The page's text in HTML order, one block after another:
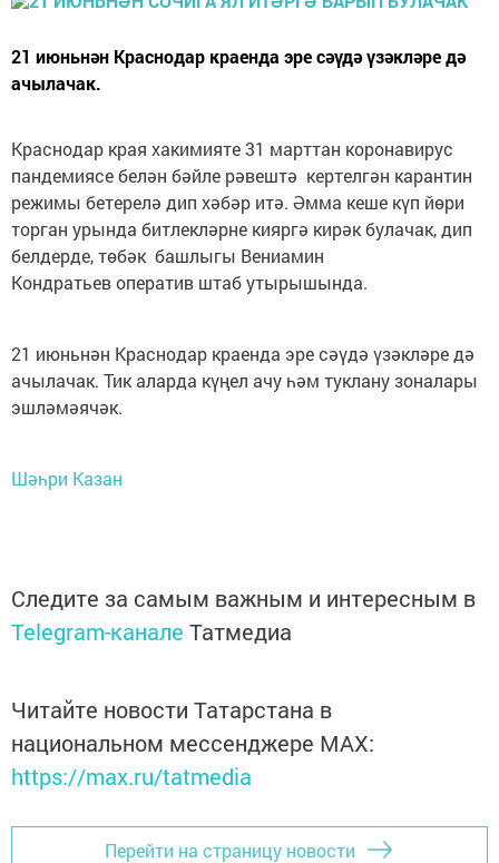
21 июньнән Краснодар краенда эре сәүдә үзәкләре дә
ачылачак.
Краснодар края хакимияте 31 марттан коронавирус
пандемиясе белән бәйле рәвештә кертелгән карантин
режимы бетерелә дип хәбәр итә. Әмма кеше күп йөри
торган урында битлекләрне кияргә кирәк булачак, дип
белдерде, төбәк башлыгы Вениамин
Кондратьев оператив штаб утырышында.
21 июньнән Краснодар краенда эре сәүдә үзәкләре дә
ачылачак. Тик аларда күңел ачу һәм туклану зоналары
эшләмәячәк.
Шәһри Казан
Следите за самым важным и интересным в
Telegram-канале Татмедиа
Читайте новости Татарстана в
национальном мессенджере MАХ:
https://max.ru/tatmedia
Перейти на страницу новости